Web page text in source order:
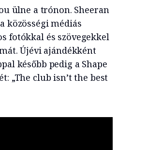
ülne a trónon. Sheeran
közösségi médiás
fotókkal és szövegekkel
Újévi ajándékként
később pedig a Shape
„The club isn’t the best